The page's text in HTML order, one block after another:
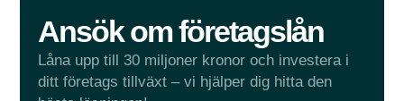
Ansök om företagslån
Låna upp till 30 miljoner kronor och investera i
ditt företags tillväxt – vi hjälper dig hitta den